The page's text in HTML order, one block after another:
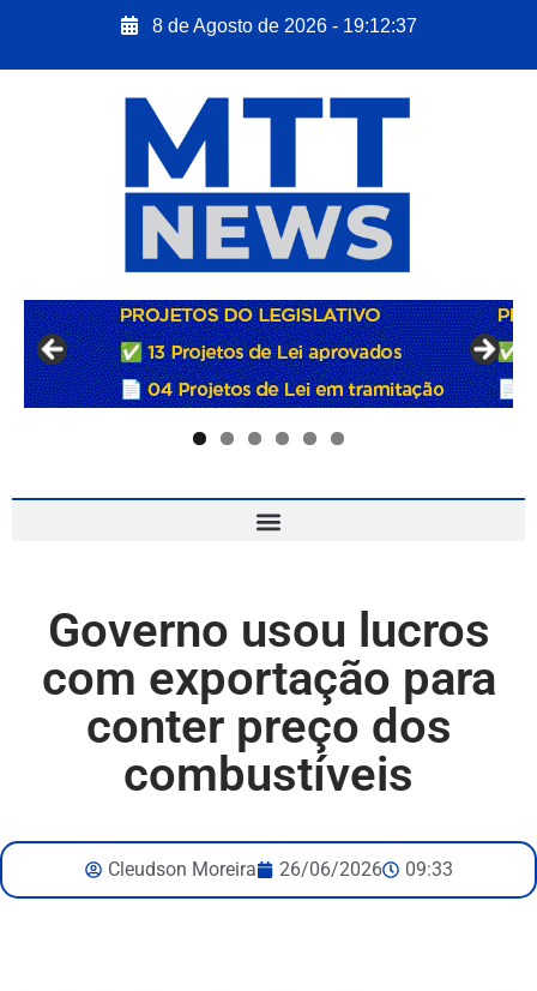
8 de Agosto de 2026 - 19:12:38
Governo usou lucros
com exportação para
conter preço dos
combustíveis
Cleudson Moreira 26/06/2026 09:33